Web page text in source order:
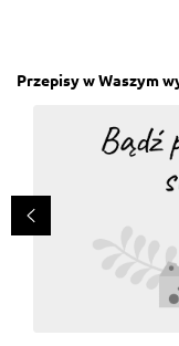
Przepisy w Waszym